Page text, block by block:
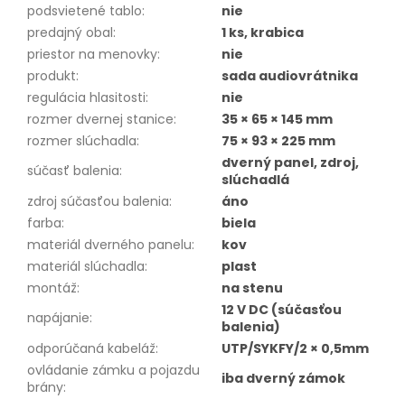
podsvietené tablo:
nie
predajný obal:
1 ks, krabica
priestor na menovky:
nie
produkt:
sada audiovrátnika
regulácia hlasitosti:
nie
rozmer dvernej stanice:
35 × 65 × 145 mm
rozmer slúchadla:
75 × 93 × 225 mm
súčasť balenia:
dverný panel, zdroj,
slúchadlá
zdroj súčasťou balenia:
áno
farba:
biela
materiál dverného panelu:
kov
materiál slúchadla:
plast
montáž:
na stenu
napájanie:
12 V DC (súčasťou
balenia)
odporúčaná kabeláž:
UTP/SYKFY/2 × 0,5mm
ovládanie zámku a pojazdu
brány:
iba dverný zámok